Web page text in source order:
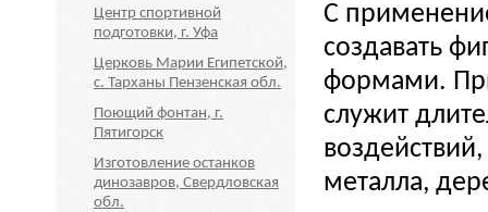
Центр спортивной
подготовки, г. Уфа
Церковь Марии Египетской,
с. Тарханы Пензенская обл.
Поющий фонтан, г.
Пятигорск
Изготовление останков
динозавров, Свердловская
обл.
С
создавать
формами.
служит
металла,